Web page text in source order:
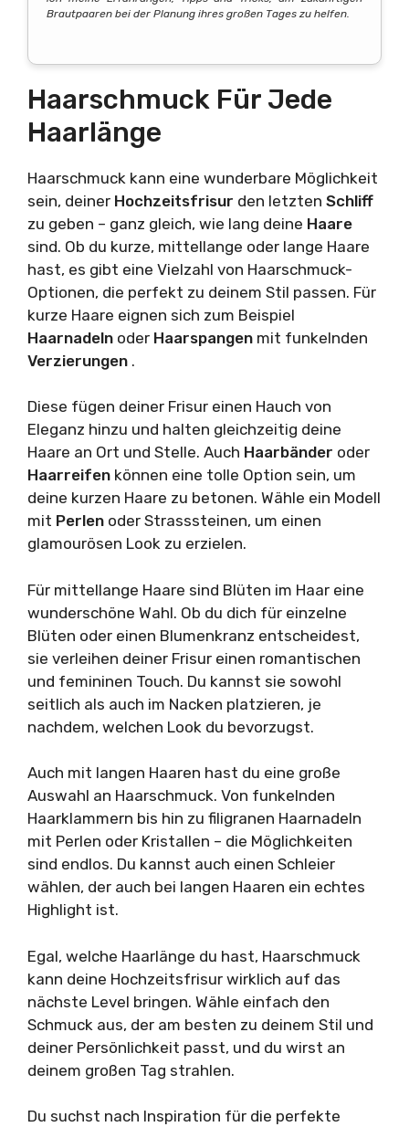
Brautpaaren bei der Planung ihres großen Tages zu helfen.
Haarschmuck Für Jede
Haarlänge
Haarschmuck kann eine wunderbare Möglichkeit
sein, deiner Hochzeitsfrisur den letzten Schliff
zu geben – ganz gleich, wie lang deine Haare
sind. Ob du kurze, mittellange oder lange Haare
hast, es gibt eine Vielzahl von Haarschmuck-
Optionen, die perfekt zu deinem Stil passen. Für
kurze Haare eignen sich zum Beispiel
Haarnadeln oder Haarspangen mit funkelnden
Verzierungen .
Diese fügen deiner Frisur einen Hauch von
Eleganz hinzu und halten gleichzeitig deine
Haare an Ort und Stelle. Auch Haarbänder oder
Haarreifen können eine tolle Option sein, um
deine kurzen Haare zu betonen. Wähle ein Modell
mit Perlen oder Strasssteinen, um einen
glamourösen Look zu erzielen.
Für mittellange Haare sind Blüten im Haar eine
wunderschöne Wahl. Ob du dich für einzelne
Blüten oder einen Blumenkranz entscheidest,
sie verleihen deiner Frisur einen romantischen
und femininen Touch. Du kannst sie sowohl
seitlich als auch im Nacken platzieren, je
nachdem, welchen Look du bevorzugst.
Auch mit langen Haaren hast du eine große
Auswahl an Haarschmuck. Von funkelnden
Haarklammern bis hin zu filigranen Haarnadeln
mit Perlen oder Kristallen – die Möglichkeiten
sind endlos. Du kannst auch einen Schleier
wählen, der auch bei langen Haaren ein echtes
Highlight ist.
Egal, welche Haarlänge du hast, Haarschmuck
kann deine Hochzeitsfrisur wirklich auf das
nächste Level bringen. Wähle einfach den
Schmuck aus, der am besten zu deinem Stil und
deiner Persönlichkeit passt, und du wirst an
deinem großen Tag strahlen.
Du suchst nach Inspiration für die perfekte